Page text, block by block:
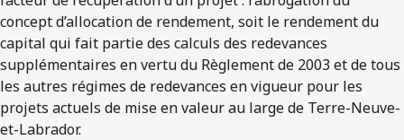
concept d’allocation de rendement, soit le rendement du
capital qui fait partie des calculs des redevances
supplémentaires en vertu du Règlement de 2003 et de tous
les autres régimes de redevances en vigueur pour les
projets actuels de mise en valeur au large de Terre-Neuve-
et-Labrador.